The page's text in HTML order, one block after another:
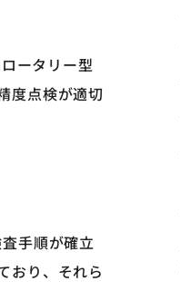
ータリー型
度点検が適切
手順が確立
おり、それら